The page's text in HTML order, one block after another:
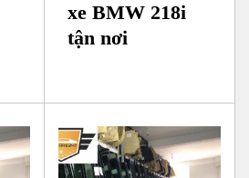
xe BMW 218i
tận nơi